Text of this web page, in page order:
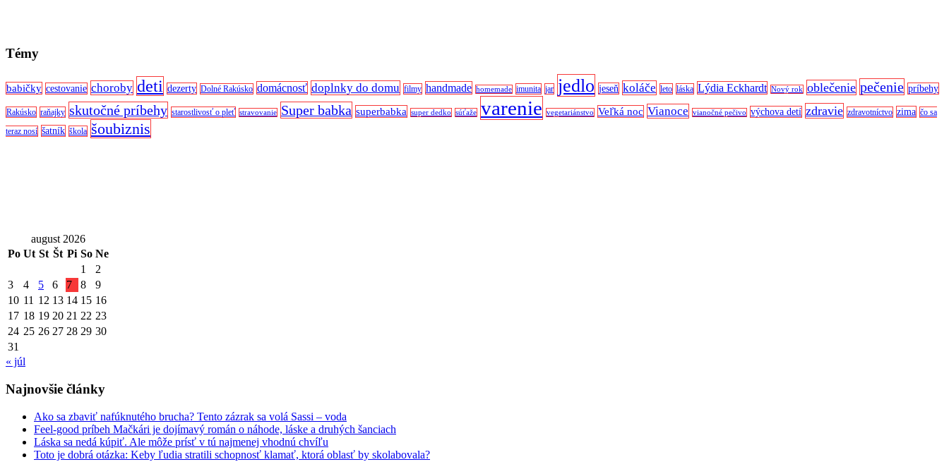
Témy
babičky cestovanie choroby deti dezerty Dolné Rakúsko domácnosť doplnky do domu filmy handmade homemade imunita jar jedlo jeseň koláče leto láska Lýdia Eckhardt Nový rok oblečenie pečenie príbehy
Rakúsko raňajky skutočné príbehy starostlivosť o pleť stravovanie Super babka superbabka super dedko súťaže varenie vegetariánstvo Veľká noc Vianoce vianočné pečivo výchova detí zdravie zdravotníctvo zima čo sa
teraz nosí šatník škola šoubiznis
august 2026
Po Ut St Št Pi So Ne
1
2
3
4 5 6 7 8
9
10 11 12 13 14 15 16
17 18 19 20 21 22 23
24 25 26 27 28 29 30
31
« júl
Najnovšie články
Ako sa zbaviť nafúknutého brucha? Tento zázrak sa volá Sassi – voda
Feel-good príbeh Mačkári je dojímavý román o náhode, láske a druhých šanciach
Láska sa nedá kúpiť. Ale môže prísť v tú najmenej vhodnú chvíľu
Toto je dobrá otázka: Keby ľudia stratili schopnosť klamať, ktorá oblasť by skolabovala?